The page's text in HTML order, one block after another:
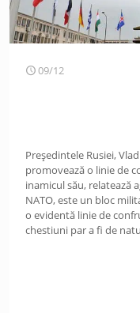
09/12
Președintele Rusiei,
promovează o linie de
inamicul său, relatează
NATO, este un bloc
o evidentă linie de
chestiuni par a fi de